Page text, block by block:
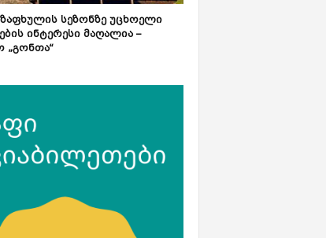
სეზონზე უცხოელი
ინტერესი მაღალია –
„გონთა“